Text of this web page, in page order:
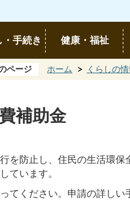
・手続き 健康・福祉
ページ ホーム くらしの
補助金
を防止し、住民の生活環保
ています。
てください。申請の詳しい